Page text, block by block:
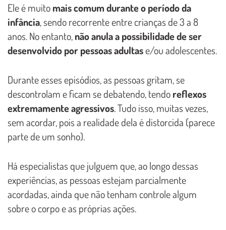
Ele é muitomais comum durante o período da
infância, sendo recorrente entre crianças de 3 a 8
anos. No entanto,não anula a possibilidade de ser
desenvolvido por pessoas adultase/ou adolescentes.
Durante esses episódios, as pessoas gritam, se
descontrolam e ficam se debatendo, tendoreflexos
extremamente agressivos. Tudo isso, muitas vezes,
sem acordar, pois a realidade dela é distorcida (parece
parte de um sonho).
Há especialistas que julguem que, ao longo dessas
experiências, as pessoas estejam parcialmente
acordadas, ainda que não tenham controle algum
sobre o corpo e as próprias ações.